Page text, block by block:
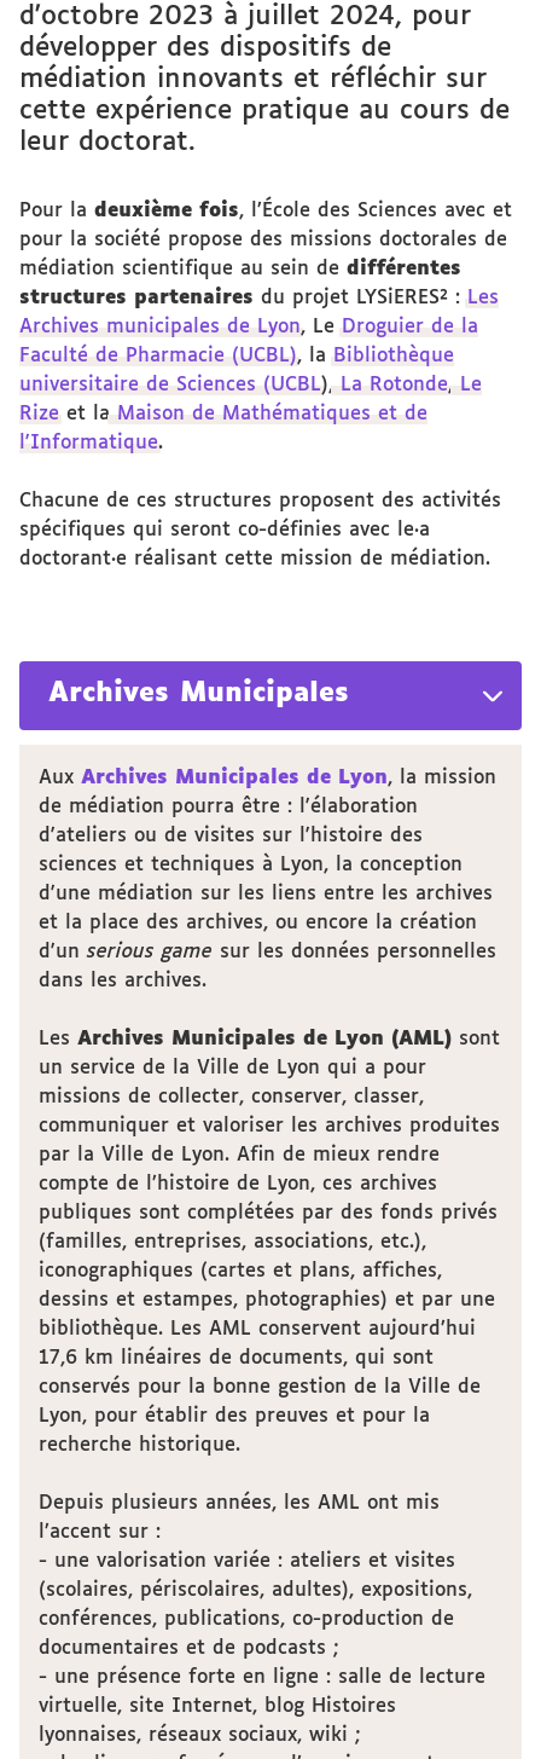
d'octobre 2023 à juillet 2024, pour
développer des dispositifs de
médiation innovants et réfléchir sur
cette expérience pratique au cours de
leur doctorat.
Pour la deuxième fois, l’École des Sciences avec et
pour la société propose des missions doctorales de
médiation scientifique au sein de différentes
structures partenaires du projet LYSiERES² : Les
Archives municipales de Lyon, Le Droguier de la
Faculté de Pharmacie (UCBL), la Bibliothèque
universitaire de Sciences (UCBL), La Rotonde,
Le
Rize et la Maison de Mathématiques et de
l'Informatique.
Chacune de ces structures proposent des activités
spécifiques qui seront co-définies avec le·a
doctorant·e réalisant cette mission de médiation.
Archives Municipales
Aux Archives Municipales de Lyon, la mission
de médiation pourra être : l'élaboration
d'ateliers ou de visites sur l'histoire des
sciences et techniques à Lyon, la conception
d'une médiation sur les liens entre les archives
et la place des archives, ou encore la création
d'un serious game sur les données personnelles
dans les archives.
Les Archives Municipales de Lyon (AML) sont
un service de la Ville de Lyon qui a pour
missions de collecter, conserver, classer,
communiquer et valoriser les archives produites
par la Ville de Lyon. Afin de mieux rendre
compte de l’histoire de Lyon, ces archives
publiques sont complétées par des fonds privés
(familles, entreprises, associations, etc.),
iconographiques (cartes et plans, affiches,
dessins et estampes, photographies) et par une
bibliothèque. Les AML conservent aujourd’hui
17,6 km linéaires de documents, qui sont
conservés pour la bonne gestion de la Ville de
Lyon, pour établir des preuves et pour la
recherche historique.
Depuis plusieurs années, les AML ont mis
l’accent sur :
- une valorisation variée : ateliers et visites
(scolaires, périscolaires, adultes), expositions,
conférences, publications, co-production de
documentaires et de podcasts ;
- une présence forte en ligne : salle de lecture
virtuelle, site Internet, blog Histoires
lyonnaises, réseaux sociaux, wiki ;